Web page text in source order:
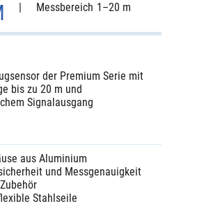
der Premium Serie mit
bis zu 20 m und
Signalausgang
aus Aluminium
und Messgenauigkeit
Stahlseile
1–20 m
Messbereich